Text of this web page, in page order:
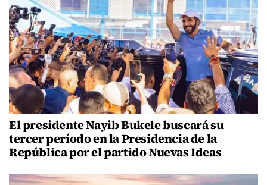
El presidente Nayib Bukele buscará su
tercer período en la Presidencia de la
República por el partido Nuevas Ideas